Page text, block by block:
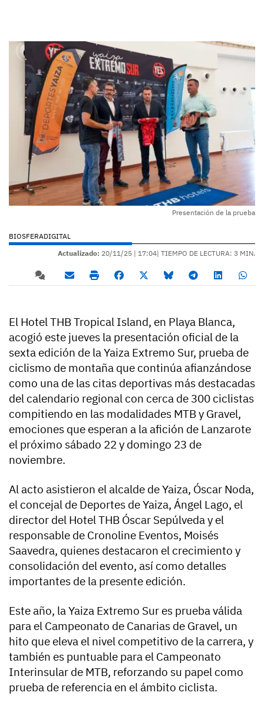
Presentación de la prueba
BIOSFERADIGITAL
Actualizado: 20/11/25 | 17:04| TIEMPO DE LECTURA: 3 MIN.
El Hotel THB Tropical Island, en Playa Blanca,
acogió este jueves la presentación oficial de la
sexta edición de la Yaiza Extremo Sur, prueba de
ciclismo de montaña que continúa afianzándose
como una de las citas deportivas más destacadas
del calendario regional con cerca de 300 ciclistas
compitiendo en las modalidades MTB y Gravel,
emociones que esperan a la afición de Lanzarote
el próximo sábado 22 y domingo 23 de
noviembre.
Al acto asistieron el alcalde de Yaiza, Óscar Noda,
el concejal de Deportes de Yaiza, Ángel Lago, el
director del Hotel THB Óscar Sepúlveda y el
responsable de Cronoline Eventos, Moisés
Saavedra, quienes destacaron el crecimiento y
consolidación del evento, así como detalles
importantes de la presente edición.
Este año, la Yaiza Extremo Sur es prueba válida
para el Campeonato de Canarias de Gravel, un
hito que eleva el nivel competitivo de la carrera, y
también es puntuable para el Campeonato
Interinsular de MTB, reforzando su papel como
prueba de referencia en el ámbito ciclista.